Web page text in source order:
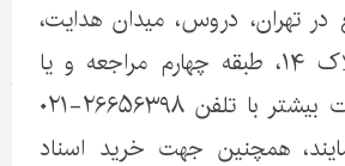
در تهران، دروس، میدان هدایت،
خیابان شادلو، پلاک ۱۴، طبقه چهارم مراجعه و یا
جهت اخذ اطلاعات بیشتر با تلفن ۲۶۶۵۶۳۹۸-۰۲۱
همچنین جهت خرید اسناد